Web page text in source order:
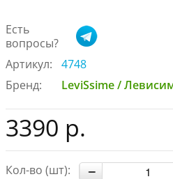
Есть
вопросы?
Артикул:
4748
Бренд:
LeviSsime /
3390 р.
Кол-во (шт):